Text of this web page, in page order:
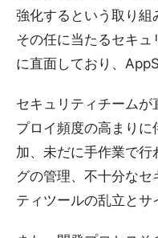
強化するという取り
その任に当たるセキュ
に直面しており、
セキュリティチーム
プロイ頻度の高まり
加、未だに手作業で行
グの管理、不十分なセ
ティツールの乱立とサ